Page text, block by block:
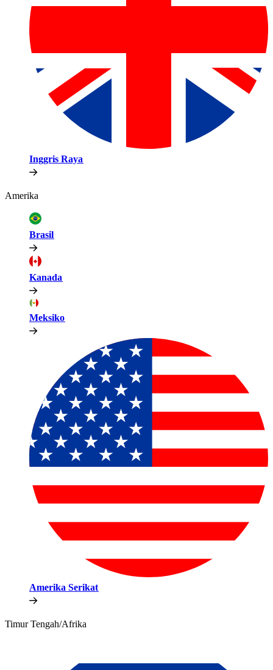
Inggris Raya​​
Amerika​​
Brasil​​
Kanada​​
Meksiko​​
Amerika Serikat​​
Timur Tengah/Afrika​​